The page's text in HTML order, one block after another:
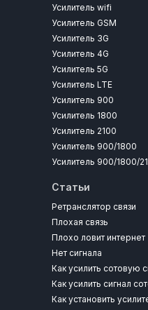
Статьи
Ретранслятор связи
Усилитель wifi
Усилитель GSM
Усилитель 3G
Усилитель 4G
Усилитель 5G
Усилитель LTE
Усилитель 900
Усилитель 1800
Усилитель 2100
Усилитель 900/1800
Усилитель 900/1800/
Плохая связь
Плохо ловит интернет
Нет сигнала
Как усилить сотовую
Как усилить сигнал
Как установить